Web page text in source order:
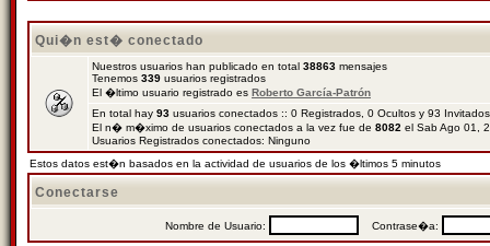
Qui�n est� conectado
Nuestros usuarios han publicado en total 38863 mensajes
Tenemos 339 usuarios registrados
El �ltimo usuario registrado es Roberto García-Patrón
En total hay 93 usuarios conectados :: 0 Registrados, 0 Ocultos y 93
El n� m�ximo de usuarios conectados a la vez fue de 8082 el Sab Ago 01,
Usuarios Registrados conectados: Ninguno
Estos datos est�n basados en la actividad de usuarios de los �ltimos 5 minutos
Conectarse
Nombre de Usuario: Contrase�a: